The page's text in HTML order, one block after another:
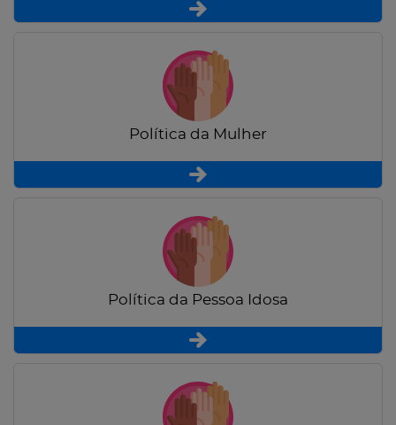
Política da Mulher
Política da Pessoa Idosa